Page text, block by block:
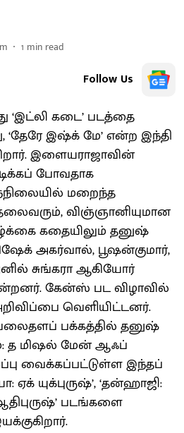
1 min read
Follow Us
‘இட்லி கடை’ படத்தை
‘தேரே இஷ்க் மே’ என்ற இந்தி
இளையராஜாவின்
போவதாக
மறைந்த
தலைவரும், விஞ்ஞானியுமான
கதையிலும் தனுஷ்
அகர்வால், பூஷன்குமார்,
சுங்கரா ஆகியோர்
கேன்ஸ் பட விழாவில்
வெளியிட்டனர்.
பக்கத்தில் தனுஷ்
த மிஷல் மேன் ஆஃப்
வைக்கப்பட்டுள்ள இந்தப்
யுக்புருஷ்’, ‘தன்ஹாஜி:
படங்களை